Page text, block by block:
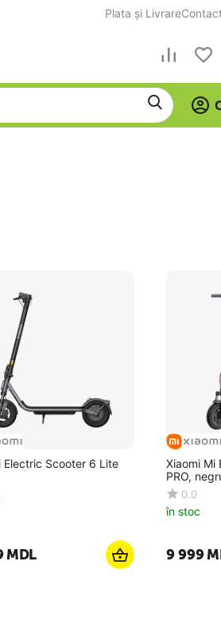
Plata și Livrare
Electric Scooter 6 Lite
MDL
Xiaomi Mi
PRO,
0.0
în stoc
9 999